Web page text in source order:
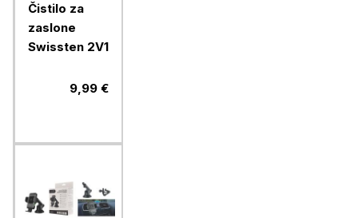
Čistilo za
zaslone
Swissten 2V1
9,99 €